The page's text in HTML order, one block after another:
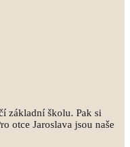
základní školu. Pak si
otce Jaroslava jsou naše